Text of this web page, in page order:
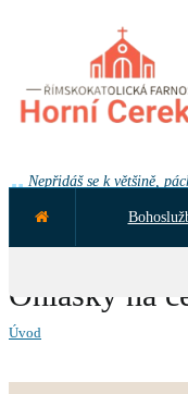
Nepřidáš se k většině,
NEJBLIŽŠÍ UDÁLOST
Ohlášky na
Úvod